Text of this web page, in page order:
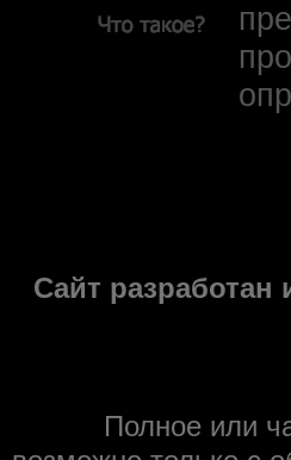
Сайт
Полное или